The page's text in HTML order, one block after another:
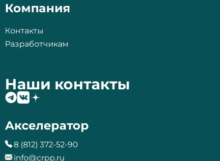
Компания
Контакты
Разработчикам
Наши контакты
Акселератор
8 (812) 372-52-90
info@crpp.ru